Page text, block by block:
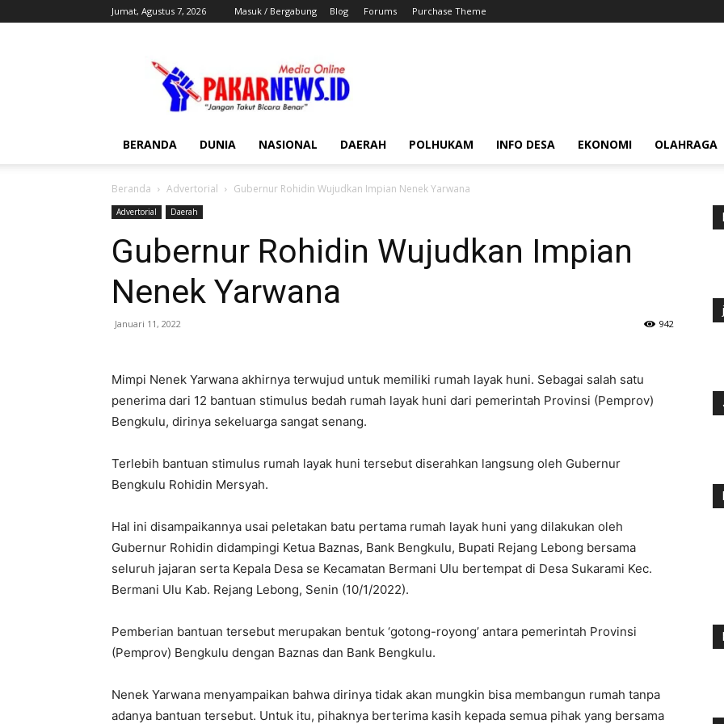
Jumat, Agustus 7, 2026 Masuk / Bergabung Blog Forums Purchase Theme
BERANDA DUNIA NASIONAL DAERAH POLHUKAM INFO DESA EKONOMI OLAHRAGA
Beranda Advertorial Gubernur Rohidin Wujudkan Impian Nenek Yarwana
Advertorial Daerah
Gubernur Rohidin Wujudkan Impian
Nenek Yarwana
Januari 11, 2022 942
Mimpi Nenek Yarwana akhirnya terwujud untuk memiliki rumah layak huni. Sebagai salah satu
penerima dari 12 bantuan stimulus bedah rumah layak huni dari pemerintah Provinsi (Pemprov)
Bengkulu, dirinya sekeluarga sangat senang.
Terlebih bantuan stimulus rumah layak huni tersebut diserahkan langsung oleh Gubernur
Bengkulu Rohidin Mersyah.
Hal ini disampaikannya usai peletakan batu pertama rumah layak huni yang dilakukan oleh
Gubernur Rohidin didampingi Ketua Baznas, Bank Bengkulu, Bupati Rejang Lebong bersama
seluruh jajaran serta Kepala Desa se Kecamatan Bermani Ulu bertempat di Desa Sukarami Kec.
Bermani Ulu Kab. Rejang Lebong, Senin (10/1/2022).
Pemberian bantuan tersebut merupakan bentuk ‘gotong-royong’ antara pemerintah Provinsi
(Pemprov) Bengkulu dengan Baznas dan Bank Bengkulu.
Nenek Yarwana menyampaikan bahwa dirinya tidak akan mungkin bisa membangun rumah tanpa
adanya bantuan tersebut. Untuk itu, pihaknya berterima kasih kepada semua pihak yang bersama